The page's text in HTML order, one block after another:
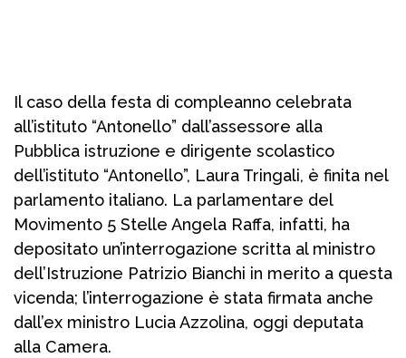
Il caso della festa di compleanno celebrata
all’istituto “Antonello” dall’assessore alla
Pubblica istruzione e dirigente scolastico
dell’istituto “Antonello”, Laura Tringali, è finita nel
parlamento italiano. La parlamentare del
Movimento 5 Stelle Angela Raffa, infatti, ha
depositato un’interrogazione scritta al ministro
dell’Istruzione Patrizio Bianchi in merito a questa
vicenda; l’interrogazione è stata firmata anche
dall’ex ministro Lucia Azzolina, oggi deputata
alla Camera.